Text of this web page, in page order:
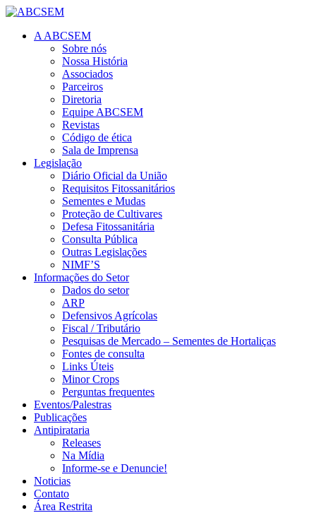
A ABCSEM
Sobre nós
Nossa História
Associados
Parceiros
Diretoria
Equipe ABCSEM
Revistas
Código de ética
Sala de Imprensa
Legislação
Diário Oficial da União
Requisitos Fitossanitários
Sementes e Mudas
Proteção de Cultivares
Defesa Fitossanitária
Consulta Pública
Outras Legislações
NIMF’S
Informações do Setor
Dados do setor
ARP
Defensivos Agrícolas
Fiscal / Tributário
Pesquisas de Mercado – Sementes de Hortaliças
Fontes de consulta
Links Úteis
Minor Crops
Perguntas frequentes
Eventos/Palestras
Publicações
Antipirataria
Releases
Na Mídia
Informe-se e Denuncie!
Noticias
Contato
Área Restrita